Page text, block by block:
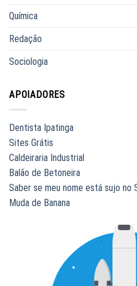
Química
Redação
Sociologia
APOIADORES
Dentista Ipatinga
Sites Grátis
Caldeiraria Industrial
Balão de Betoneira
Saber se meu nome está sujo no
Muda de Banana